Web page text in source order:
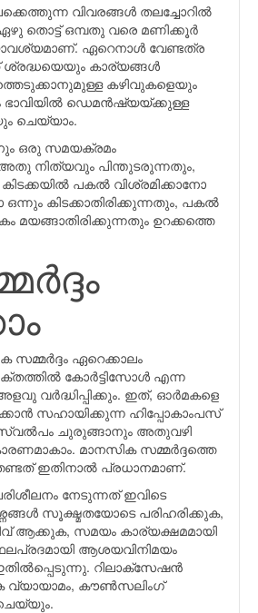
വിവരങ്ങൾ തലച്ചോറിൽ
ഏഴു തൊട്ട് ഒമ്പതു വരെ മണിക്കൂര്‍
ഏറെനാൾ വേണ്ടത്ര
ശ്രദ്ധയെയും കാര്യങ്ങൾ
കഴിവുകളെയും
ഡെമൻഷ്യയ്ക്കുള്ള
ചെയ്യാം.
ഒരു സമയക്രമം
അതു നിത്യവും പിന്തുടരുന്നതും,
കിടക്കയില്‍ പകല്‍ വിശ്രമിക്കാനോ
ഒന്നും കിടക്കാതിരിക്കുന്നതും, പകല്‍
മയങ്ങാതിരിക്കുന്നതും ഉറക്കത്തെ
സമ്മർദ്ദം ഏറെക്കാലം
കോര്‍ട്ടിസോള്‍ എന്ന
വര്‍ദ്ധിപ്പിക്കും. ഇത്, ഓർമകളെ
സഹായിക്കുന്ന ഹിപ്പോകാംപസ്
സ്വല്‍പം ചുരുങ്ങാനും അതുവഴി
മാനസിക സമ്മർദ്ദത്തെ
ഇതിനാൽ പ്രധാനമാണ്.
നേടുന്നത് ഇവിടെ
സൂക്ഷ്മതയോടെ പരിഹരിക്കുക,
ആക്കുക, സമയം കാര്യക്ഷമമായി
ആശയവിനിമയം
റിലാക്സേഷൻ
വ്യായാമം, കൗൺസലിംഗ്